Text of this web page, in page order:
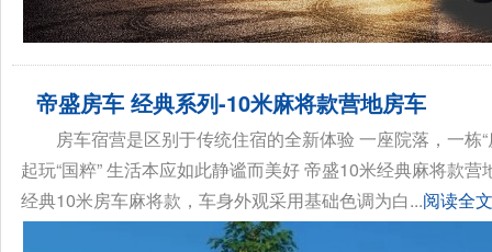
帝盛房车 经典系列-10米麻将款营地房车
房车宿营是区别于传统住宿的全新体验 一座院落，一
起玩“国粹” 生活本应如此静谧而美好 帝盛10米经典麻将款
经典10米房车麻将款，车身外观采用基础色调为白...阅读全